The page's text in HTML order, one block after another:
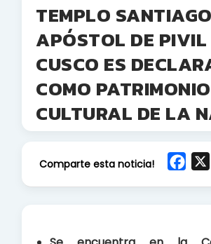
TEMPLO SANTIAGO
APÓSTOL DE PIVIL
CUSCO ES
COMO PATRIMONIO
CULTURAL DE LA
Comparte esta noticia!